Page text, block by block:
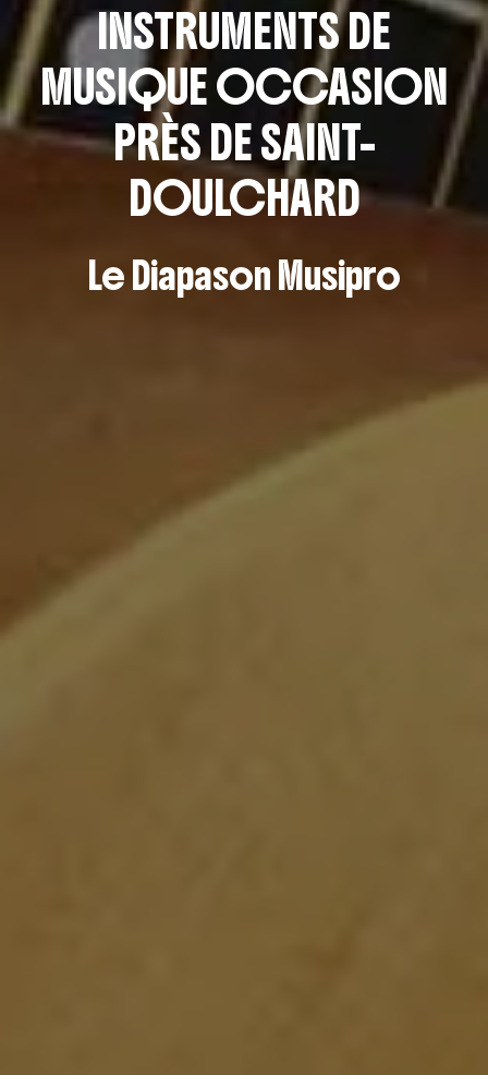
INSTRUMENTS DE
MUSIQUE OCCASION
PRÈS DE SAINT-
DOULCHARD
Le Diapason Musipro